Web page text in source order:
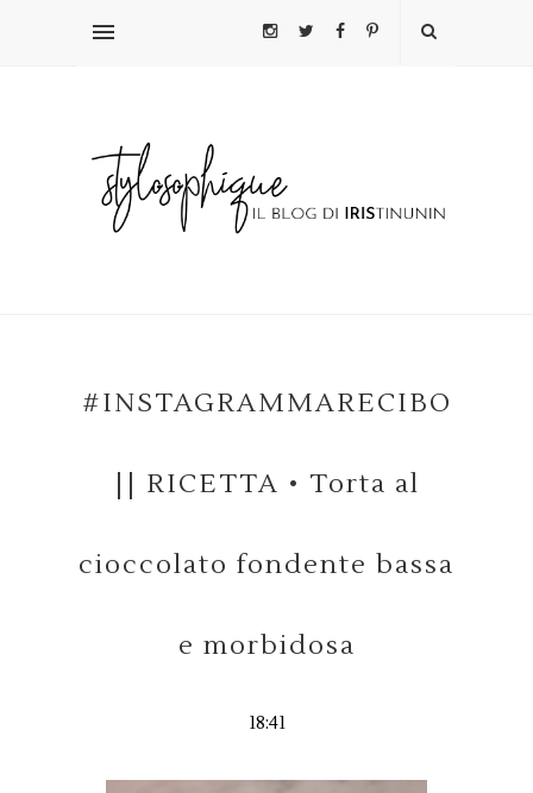
#INSTAGRAMMARECIBO
|| RICETTA • Torta al
cioccolato fondente bassa
e morbidosa
18:41